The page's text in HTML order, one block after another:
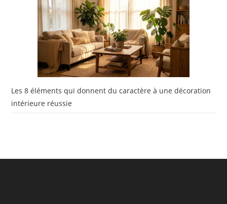
Les 8 éléments qui donnent du caractère à une décoration
intérieure réussie